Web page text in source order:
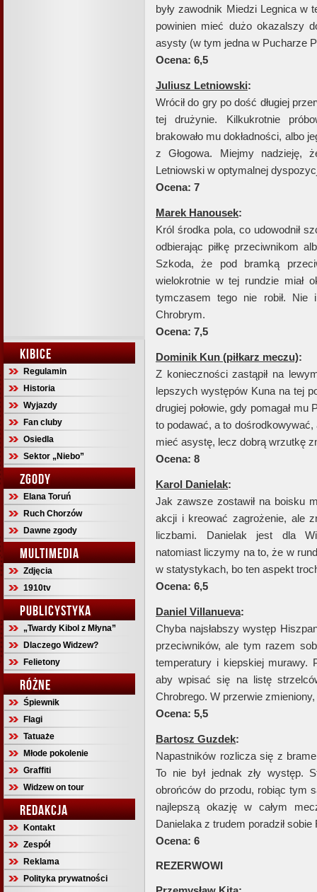
KIBICE
Regulamin
Historia
Wyjazdy
Fan cluby
Osiedla
Sektor „Niebo”
ZGODY
Elana Toruń
Ruch Chorzów
Dawne zgody
MULTIMEDIA
Zdjęcia
1910tv
PUBLICYSTYKA
„Twardy Kibol z Młyna”
Dlaczego Widzew?
Felietony
RÓŻNE
Śpiewnik
Flagi
Tatuaże
Młode pokolenie
Graffiti
Widzew on tour
REDAKCJA
Kontakt
Zespół
Reklama
Polityka prywatności
były zawodnik Miedzi Legnica w
powinien mieć dużo okazalszy
asysty (w tym jedna w Pucharze
Ocena: 6,5
Juliusz Letniowski:
Wrócił do gry po dość długiej
tej drużynie. Kilkukrotnie
brakowało mu dokładności, albo
z Głogowa. Miejmy nadzieję,
Letniowski w optymalnej
Ocena: 7
Marek Hanousek:
Król środka pola, co udowodnił
odbierając piłkę przeciwnikom
Szkoda, że pod bramką
wielokrotnie w tej rundzie miał
tymczasem tego nie robił. Nie
Chrobrym.
Ocena: 7,5
Dominik Kun (piłkarz meczu):
Z konieczności zastąpił na
lepszych występów Kuna na tej
drugiej połowie, gdy pomagał mu
to podawać, a to dośrodkowywać,
mieć asystę, lecz dobrą wrzutkę
Ocena: 8
Karol Danielak:
Jak zawsze zostawił na boisku
akcji i kreować zagrożenie, ale
liczbami. Danielak jest dla
natomiast liczymy na to, że w
w statystykach, bo ten aspekt
Ocena: 6,5
Daniel Villanueva:
Chyba najsłabszy występ
przeciwników, ale tym razem
temperatury i kiepskiej murawy.
aby wpisać się na listę
Chrobrego. W przerwie
Ocena: 5,5
Bartosz Guzdek:
Napastników rozlicza się z
To nie był jednak zły występ.
obrońców do przodu, robiąc tym
najlepszą okazję w całym
Danielaka z trudem poradził
Ocena: 6
REZERWOWI